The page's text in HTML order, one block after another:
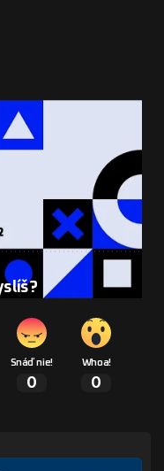
K dispozícii
sľubuje
z celého sveta.
Wolverine nebude
Snáď nie!
0
Whoa!
0